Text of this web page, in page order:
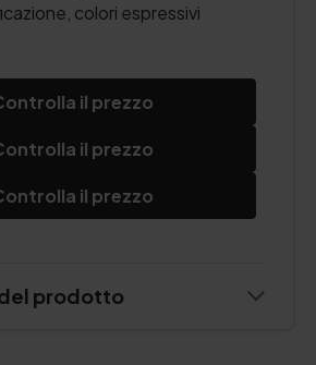
colori espressivi
il prezzo
il prezzo
il prezzo
prodotto